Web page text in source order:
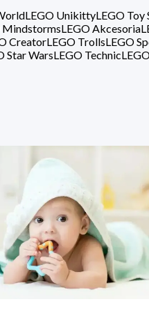
LEGO UnikittyLEGO Toy
MindstormsLEGO Akcesoria
CreatorLEGO TrollsLEGO
Star WarsLEGO Technic